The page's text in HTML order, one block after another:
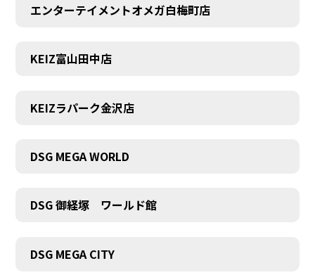
エンターテイメントオメガ白梅町店
KEIZ富山田中店
KEIZラパーク金沢店
DSG MEGA WORLD
DSG 御経塚 ワールド館
DSG MEGA CITY